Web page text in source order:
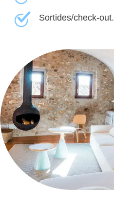
Sortides/check-out.